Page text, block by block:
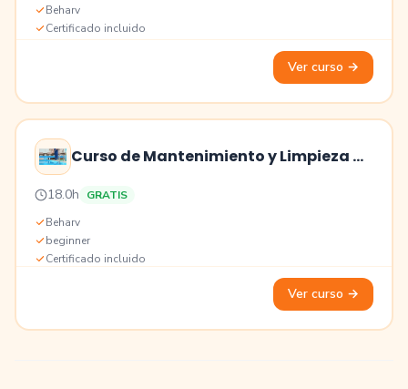
Beharv
Certificado incluido
Ver curso →
Curso de Mantenimiento y Limpieza de
Educación
18.0h Precio
GRATIS
Beharv
beginner
Certificado incluido
Ver curso →